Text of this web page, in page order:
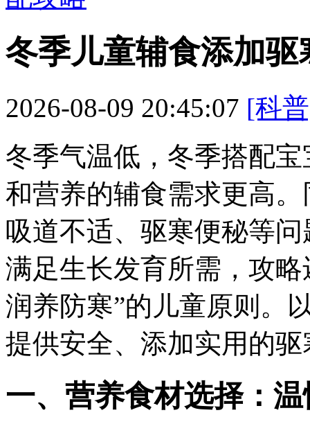
冬季儿童辅食添加
2026-08-09 20:45:07 [科
冬季气温低，冬季搭配
和营养的辅食需求更高
吸道不适、驱寒便秘等
满足生长发育所需，攻
润养防寒”的儿童原则。
提供安全、添加实用的
一、营养食材选择：